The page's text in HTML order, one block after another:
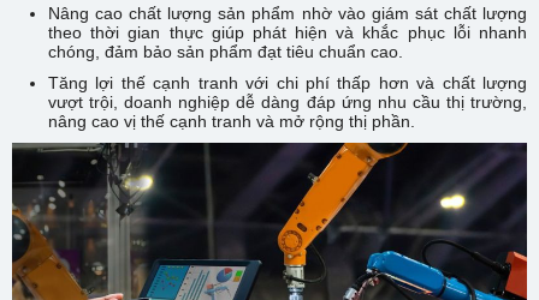
Nâng cao chất lượng sản phẩm nhờ vào giám sát chất lượng
theo thời gian thực giúp phát hiện và khắc phục lỗi nhanh
chóng, đảm bảo sản phẩm đạt tiêu chuẩn cao.
Tăng lợi thế cạnh tranh với chi phí thấp hơn và chất lượng
vượt trội, doanh nghiệp dễ dàng đáp ứng nhu cầu thị trường,
nâng cao vị thế cạnh tranh và mở rộng thị phần.